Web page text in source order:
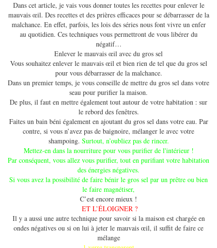
Dans cet article, je vais vous donner toutes les recettes pour enlever le
mauvais œil. Des recettes et des prières efficaces pour se débarrasser de la
malchance. En effet, parfois, les lois des séries nous font vivre un enfer
au quotidien. Ces techniques vous permettront de vous libérer du
négatif…
Enlever le mauvais œil avec du gros sel
Vous souhaitez enlever le mauvais œil et bien rien de tel que du gros sel
pour vous débarrasser de la malchance.
Dans un premier temps, je vous conseille de mettre du gros sel dans votre
seau pour purifier la maison.
De plus, il faut en mettre également tout autour de votre habitation : sur
le rebord des fenêtres.
Faites un bain béni également en ajoutant du gros sel dans votre eau. Par
contre, si vous n’avez pas de baignoire, mélanger le avec votre
shampoing. Surtout, n’oubliez pas de rincer.
Mettez-en dans la nourriture pour vous purifier de l'intérieur !
Par conséquent, vous allez vous purifier, tout en purifiant votre habitation
des énergies négatives.
Si vous avez la possibilité de faire bénir le gros sel par un prêtre ou bien
le faire magnétiser,
C’est encore mieux !
ET L’ÉLOIGNER ?
Il y a aussi une autre technique pour savoir si la maison est chargée en
ondes négatives ou si on lui à jeter le mauvais œil, il suffit de faire ce
mélange